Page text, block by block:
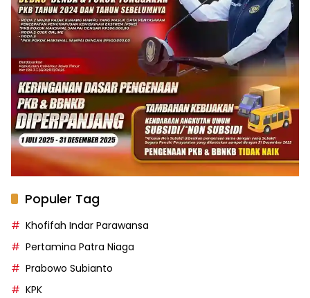
Populer Tag
Khofifah Indar Parawansa
Pertamina Patra Niaga
Prabowo Subianto
KPK